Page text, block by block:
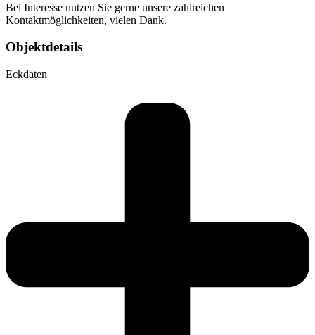
Bei Interesse nutzen Sie gerne unsere zahlreichen
Kontaktmöglichkeiten, vielen Dank.
Objektdetails
Eckdaten